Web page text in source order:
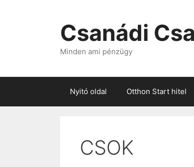
Csanádi
Minden ami pénzügy
Nyitó oldal Otthon Start hitel
CSOK